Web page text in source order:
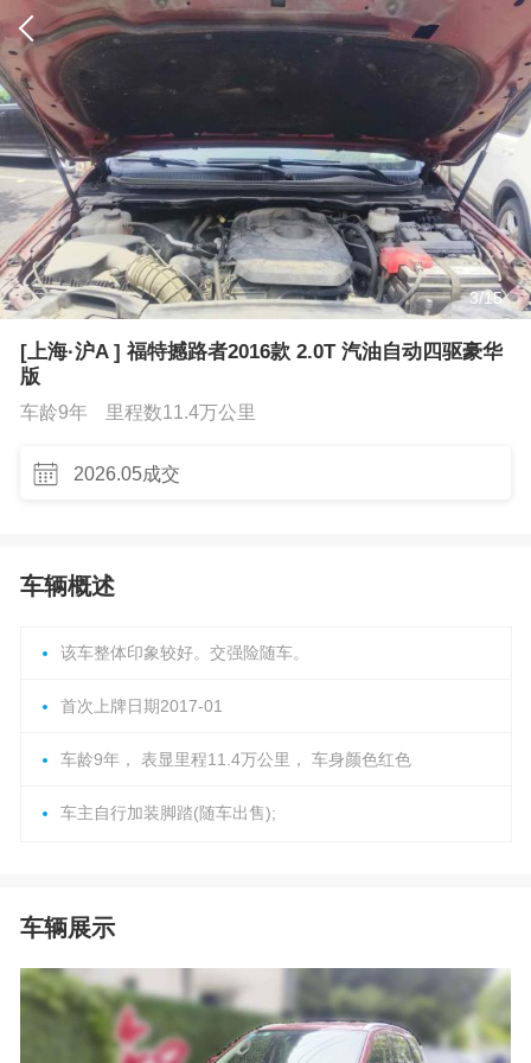
3/15
[上海·沪A ] 福特撼路者2016款 2.0T 汽油自动四驱豪华
版
车龄9年 里程数11.4万公里
2026.05成交
车辆概述
该车整体印象较好。交强险随车。
首次上牌日期2017-01
车龄9年， 表显里程11.4万公里， 车身颜色红色
车主自行加装脚踏(随车出售);
车辆展示